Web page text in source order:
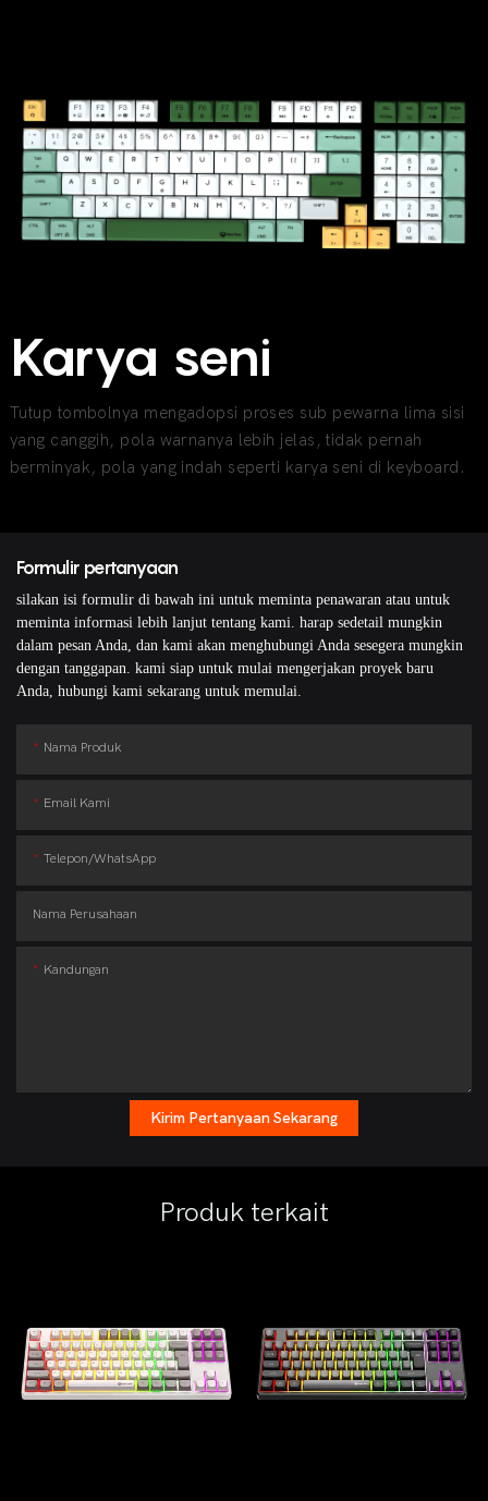
Karya seni
Tutup tombolnya mengadopsi proses sub pewarna lima sisi
yang canggih, pola warnanya lebih jelas, tidak pernah
berminyak, pola yang indah seperti karya seni di keyboard.
Formulir pertanyaan
silakan isi formulir di bawah ini untuk meminta penawaran atau untuk
meminta informasi lebih lanjut tentang kami. harap sedetail mungkin
dalam pesan Anda, dan kami akan menghubungi Anda sesegera mungkin
dengan tanggapan. kami siap untuk mulai mengerjakan proyek baru
Anda, hubungi kami sekarang untuk memulai.
Nama Produk
Email Kami
Telepon/WhatsApp
Nama Perusahaan
Kandungan
Kirim Pertanyaan Sekarang
Produk terkait